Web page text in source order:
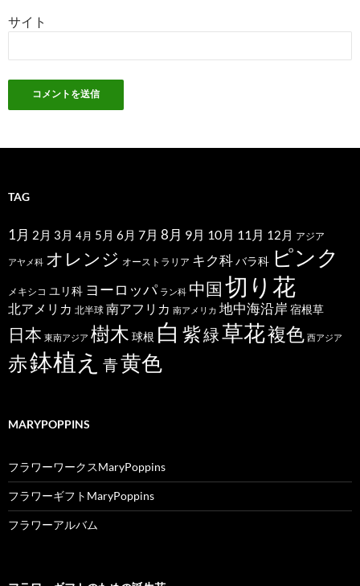
サイト
TAG
1月 2月 3月 4月 5月 6月 7月 8月 9月 10月 11月 12月 アジア
アヤメ科 オレンジ オーストラリア キク科バラ科 ピンク
メキシコ ユリ科 ヨーロッパ ラン科 中国切り花
北アメリカ 北半球 南アフリカ 南アメリカ 地中海沿岸 宿根草
日本 東南アジア 樹木 球根 白 紫緑草花複色 西アジア
赤鉢植え 青黄色
MARYPOPPINS
フラワーワークスMaryPoppins
フラワーギフトMaryPoppins
フラワーアルバム